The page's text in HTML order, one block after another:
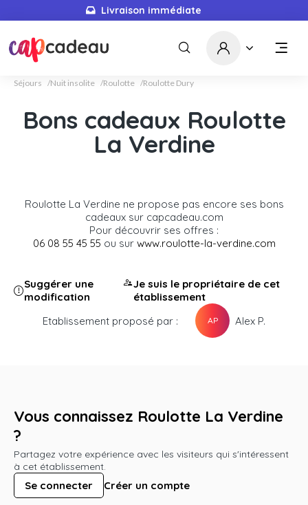
Livraison immédiate
Séjours Nuit insolite Roulotte Roulotte Dury
Bons cadeaux Roulotte
La Verdine
Roulotte La Verdine ne propose pas encore ses bons
cadeaux sur capcadeau.com
Pour découvrir ses offres :
06 08 55 45 55 ou sur www.roulotte-la-verdine.com
Suggérer une
modification
Je suis le propriétaire de cet
établissement
Etablissement proposé par :
AP Alex P.
Vous connaissez Roulotte La Verdine
?
Partagez votre expérience avec les visiteurs qui s'intéressent
à cet établissement.
Se connecter Créer un compte